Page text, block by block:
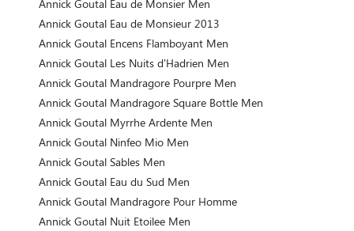
Annick Goutal Eau de Monsier Men
Annick Goutal Eau de Monsieur 2013
Annick Goutal Encens Flamboyant Men
Annick Goutal Les Nuits d'Hadrien Men
Annick Goutal Mandragore Pourpre Men
Annick Goutal Mandragore Square Bottle Men
Annick Goutal Myrrhe Ardente Men
Annick Goutal Ninfeo Mio Men
Annick Goutal Sables Men
Annick Goutal Eau du Sud Men
Annick Goutal Mandragore Pour Homme
Annick Goutal Nuit Etoilee Men